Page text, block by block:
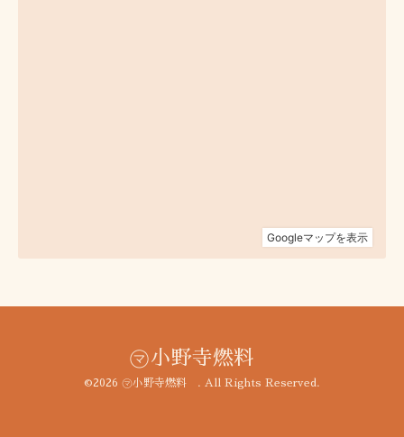
㋮小野寺燃料
©2026 ㋮小野寺燃料 . All Rights Reserved.